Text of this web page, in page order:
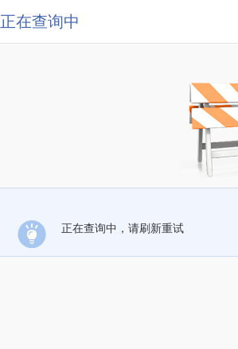
正在查询中
正在查询中，请刷新重试